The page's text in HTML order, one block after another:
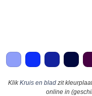
KlikKruis en bladzit
online in